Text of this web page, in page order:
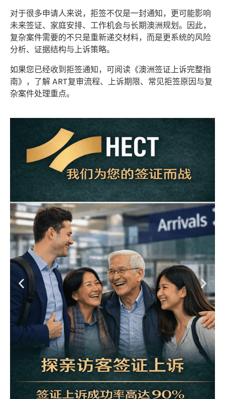
对于很多申请人来说，拒签不仅是一封通知，更可能影响
未来签证、家庭安排、工作机会与长期澳洲规划。因此，
复杂案件需要的不只是重新递交材料，而是更系统的风险
分析、证据结构与上诉策略。
如果您已经收到拒签通知，可阅读《澳洲签证上诉完整指
南》，了解 ART复审流程、上诉期限、常见拒签原因与复
杂案件处理重点。